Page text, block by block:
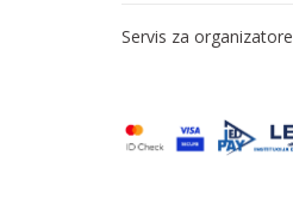
Servis za